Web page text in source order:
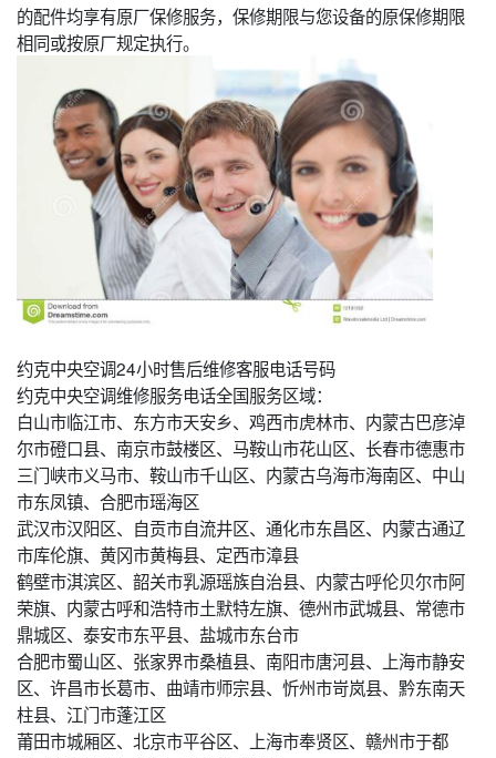
的配件均享有原厂保修服务，保修期限与您设备的原保修期限
相同或按原厂规定执行。
约克中央空调24小时售后维修客服电话号码
约克中央空调维修服务电话全国服务区域：
白山市临江市、东方市天安乡、鸡西市虎林市、内蒙古巴彦淖
尔市磴口县、南京市鼓楼区、马鞍山市花山区、长春市德惠市
三门峡市义马市、鞍山市千山区、内蒙古乌海市海南区、中山
市东凤镇、合肥市瑶海区
武汉市汉阳区、自贡市自流井区、通化市东昌区、内蒙古通辽
市库伦旗、黄冈市黄梅县、定西市漳县
鹤壁市淇滨区、韶关市乳源瑶族自治县、内蒙古呼伦贝尔市阿
荣旗、内蒙古呼和浩特市土默特左旗、德州市武城县、常德市
鼎城区、泰安市东平县、盐城市东台市
合肥市蜀山区、张家界市桑植县、南阳市唐河县、上海市静安
区、许昌市长葛市、曲靖市师宗县、忻州市岢岚县、黔东南天
柱县、江门市蓬江区
莆田市城厢区、北京市平谷区、上海市奉贤区、赣州市于都